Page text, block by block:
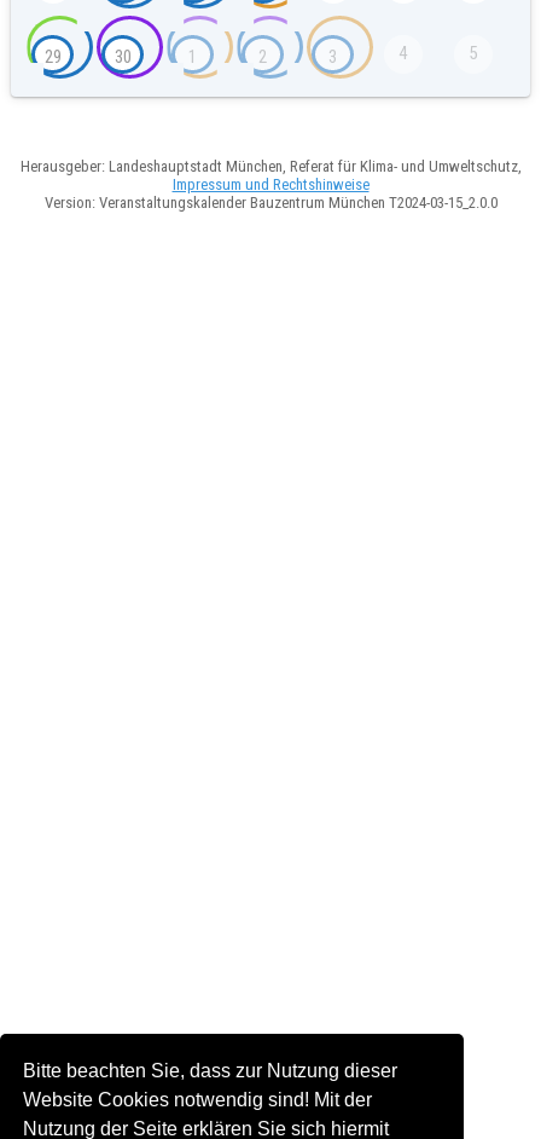
Bitte beachten Sie, dass zur Nutzung dieser
Website Cookies notwendig sind! Mit der
Nutzung der Seite erklären Sie sich hiermit
29 30 1 2 3 4 5
Herausgeber: Landeshauptstadt München, Referat für Klima- und Umweltschutz,
Impressum und Rechtshinweise
Version: Veranstaltungskalender Bauzentrum München T2024-03-15_2.0.0